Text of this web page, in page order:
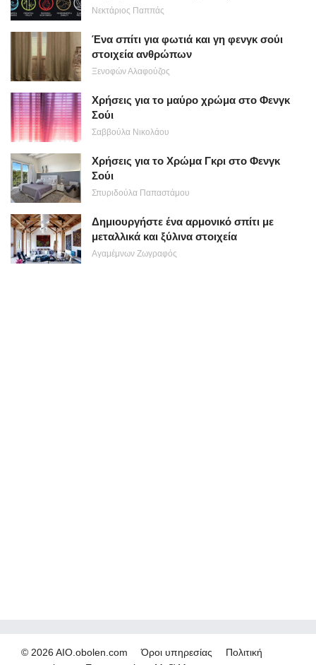
Νεκτάριος Παππάς
Ένα σπίτι για φωτιά και γη φενγκ σούι
στοιχεία ανθρώπων
Ξενοφών Αλαφούζος
Χρήσεις για το μαύρο χρώμα στο Φενγκ
Σούι
Σαββούλα Νικολάου
Χρήσεις για το Χρώμα Γκρι στο Φενγκ
Σούι
Σπυριδούλα Παπαστάμου
Δημιουργήστε ένα αρμονικό σπίτι με
μεταλλικά και ξύλινα στοιχεία
Αγαμέμνων Ζωγραφός
© 2026 AIO.obolen.com Όροι υπηρεσίας
Πολιτική